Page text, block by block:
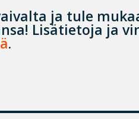
ja tule
Lisätietoja ja
.